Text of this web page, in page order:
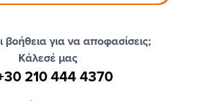
βοήθεια για να αποφασίσεις;
Κάλεσέ μας
210 444 4370